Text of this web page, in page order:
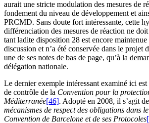
aurait une stricte modulation des mesures de
fondement du niveau de développement et
PRCMD. Sans doute fort intéressante, cette
différenciation des mesures de réaction ne doit
tant ladite disposition 28 est encore
discussion et n’a été conservée dans le projet
une de ses notes de bas de page, qu’à la
délégation nationale.
Le dernier exemple intéressant examiné ici
de contrôle de la Convention pour la
Méditerranée[46]. Adopté en 2008, il s’agit
mécanismes de respect des obligations dans
Convention de Barcelone et de ses Protocoles